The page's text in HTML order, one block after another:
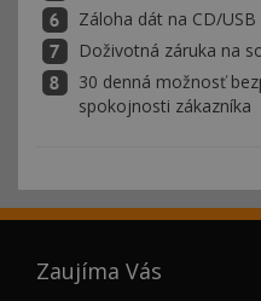
Záloha dát na CD/USB
Doživotná záruka na
30 denná možnosť
spokojnosti zákazníka
Zaujíma Vás